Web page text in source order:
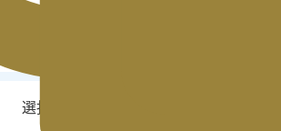
選択なし